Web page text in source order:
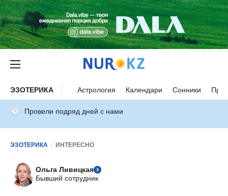
ЭЗОТЕРИКА Астрология Календари Сонники
Провели подряд дней с нами
ЭЗОТЕРИКА ИНТЕРЕСНО
Ольга Ливицкая
Бывший сотрудник